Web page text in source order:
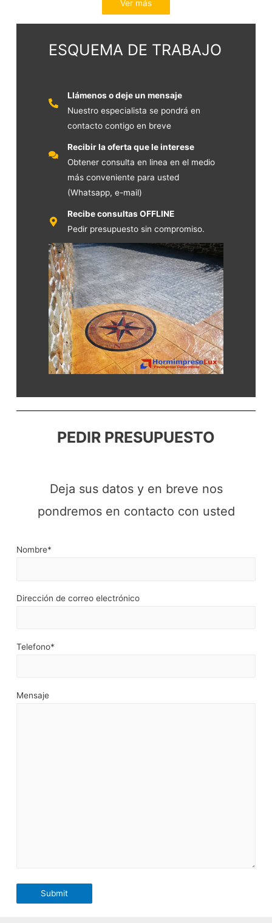
Ver más
ESQUEMA DE TRABAJO
Llámenos o deje un mensaje
Nuestro especialista se pondrá en
contacto contigo en breve
Recibir la oferta que le interese
Obtener consulta en linea en el medio
más conveniente para usted
(Whatsapp, e-mail)
Recibe consultas OFFLINE
Pedir presupuesto sin compromiso.
PEDIR PRESUPUESTO
Deja sus datos y en breve nos
pondremos en contacto con usted
Nombre*
Dirección de correo electrónico
Telefono*
Mensaje